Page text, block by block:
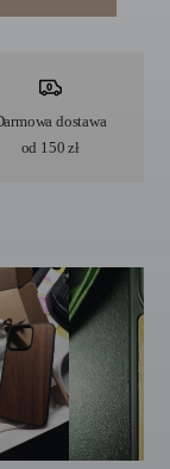
dostawa
od 150 zł